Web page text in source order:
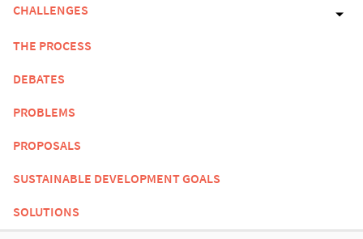
CHALLENGES
THE PROCESS
DEBATES
PROBLEMS
PROPOSALS
SUSTAINABLE DEVELOPMENT GOALS
SOLUTIONS